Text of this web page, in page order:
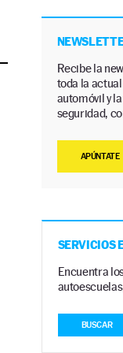
Recibe la
toda la
automóvil y
seguridad,
APÚNTATE
SERVICIOS
Encuentra
BUSCAR